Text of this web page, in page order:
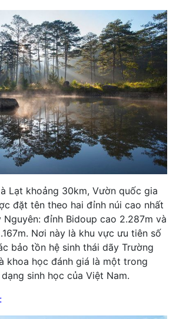
Lạt khoảng 30km, Vườn quốc gia
đặt tên theo hai đỉnh núi cao nhất
Nguyên: đỉnh Bidoup cao 2.287m và
Nơi này là khu vực ưu tiên số
bảo tồn hệ sinh thái dãy Trường
khoa học đánh giá là một trong
sinh học của Việt Nam.